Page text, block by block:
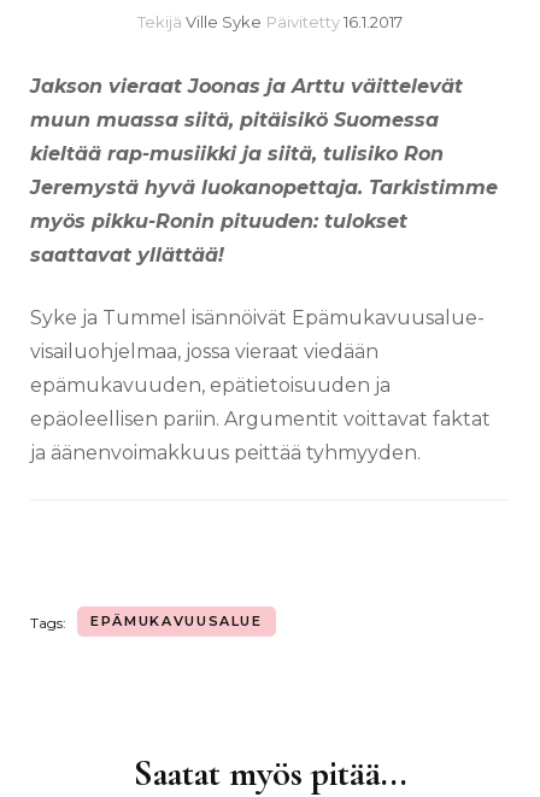
Tekijä Ville Syke Päivitetty16.1.2017
Jakson vieraat Joonas ja Arttu väittelevät
muun muassa siitä, pitäisikö Suomessa
kieltää rap-musiikki ja siitä, tulisiko Ron
Jeremystä hyvä luokanopettaja. Tarkistimme
myös pikku-Ronin pituuden: tulokset
saattavat yllättää!
Syke ja Tummel isännöivät Epämukavuusalue-
visailuohjelmaa, jossa vieraat viedään
epämukavuuden, epätietoisuuden ja
epäoleellisen pariin. Argumentit voittavat faktat
ja äänenvoimakkuus peittää tyhmyyden.
Tags: EPÄMUKAVUUSALUE
Saatat myös pitää...